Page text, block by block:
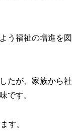
う福祉の増進を図
たが、家族から社
です。
す。